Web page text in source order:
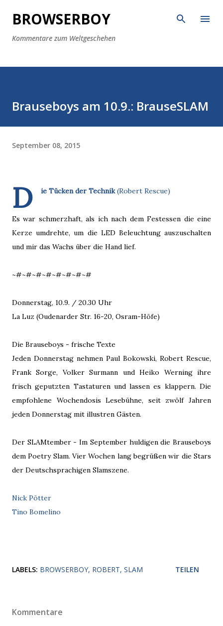
Direkt zum Hauptbereich
BROWSERBOY
Kommentare zum Weltgeschehen
Brauseboys am 10.9.: BrauseSLAM
September 08, 2015
D ie Tücken der Technik(Robert Rescue)
Es war schmerzhaft, als ich nach dem Festessen die eine
Kerze umdrehte, um die LED Beleuchtung auszuschalten
und mir das Wachs über die Hand lief.
~#~#~#~#~#~#~#~#
Donnerstag, 10.9. / 20.30 Uhr
La Luz (Oudenarder Str. 16-20, Osram-Höfe)
Die Brauseboys - frische Texte
Jeden Donnerstag nehmen Paul Bokowski, Robert Rescue,
Frank Sorge, Volker Surmann und Heiko Werning ihre
frisch geputzten Tastaturen und lassen es klappern. Die
empfohlene Wochendosis Lesebühne, seit zwölf Jahren
jeden Donnerstag mit illustren Gästen.
Der SLAMtember - Im September huldigen die Brauseboys
dem Poetry Slam. Vier Wochen lang begrüßen wir die Stars
der Deutschsprachigen Slamszene.
Nick Pötter
Tino Bomelino
LABELS: BROWSERBOY ROBERT SLAM TEILEN
Kommentare